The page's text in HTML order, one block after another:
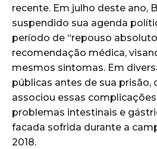
recente. Em julho deste ano,
suspendido sua agenda
período de “repouso
recomendação médica,
mesmos sintomas. Em
públicas antes de sua prisão,
associou essas
problemas intestinais e
facada sofrida durante a
2018.